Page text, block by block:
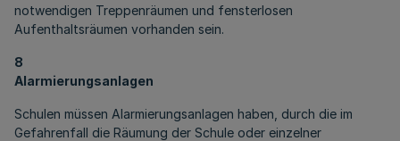
notwendigen Treppenräumen und fensterlosen
Aufenthaltsräumen vorhanden sein.
8
Alarmierungsanlagen
Schulen müssen Alarmierungsanlagen haben, durch die im
Gefahrenfall die Räumung der Schule oder einzelner